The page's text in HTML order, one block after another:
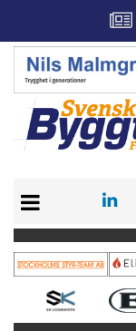
VÅRA ANDRA
ANNONSERA